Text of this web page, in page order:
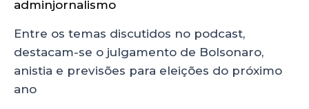
adminjornalismo
Entre os temas discutidos no podcast,
destacam-se o julgamento de Bolsonaro,
anistia e previsões para eleições do próximo
ano